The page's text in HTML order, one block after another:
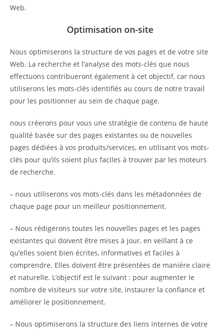
Web.
Optimisation on-site
Nous optimiserons la structure de vos pages et de votre site
Web. La recherche et l’analyse des mots-clés que nous
effectuons contribueront également à cet objectif, car nous
utiliserons les mots-clés identifiés au cours de notre travail
pour les positionner au sein de chaque page.
nous créerons pour vous une stratégie de contenu de haute
qualité basée sur des pages existantes ou de nouvelles
pages dédiées à vos produits/services, en utilisant vos mots-
clés pour qu’ils soient plus faciles à trouver par les moteurs
de recherche.
– nous utiliserons vos mots-clés dans les métadonnées de
chaque page pour un meilleur positionnement.
– Nous rédigerons toutes les nouvelles pages et les pages
existantes qui doivent être mises à jour, en veillant à ce
qu’elles soient bien écrites, informatives et faciles à
comprendre. Elles doivent être présentées de manière claire
et naturelle. L’objectif est le suivant : pour augmenter le
nombre de visiteurs sur votre site, instaurer la confiance et
améliorer le positionnement.
– Nous optimiserons la structure des liens internes de votre